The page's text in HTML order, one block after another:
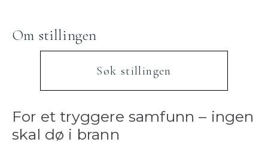
Om stillingen
Søk stillingen
For et tryggere samfunn – ingen
skal dø i brann